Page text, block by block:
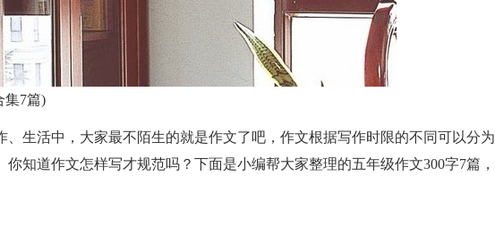
集7篇)
、生活中，大家最不陌生的就是作文了吧，作文根据写作时限的不同可以分为
你知道作文怎样写才规范吗？下面是小编帮大家整理的五年级作文300字7篇，